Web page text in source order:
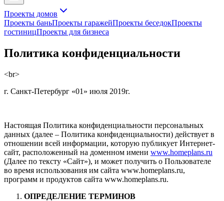
Проекты домов
Проекты баньПроекты гаражейПроекты беседокПроекты
гостиницПроекты для бизнеса
Политика конфиденциальности
<br>
г. Санкт-Петербург «01» июля 2019г.
Настоящая Политика конфиденциальности персональных
данных (далее – Политика конфиденциальности) действует в
отношении всей информации, которую публикует Интернет-
сайт, расположенный на доменном имени www.homeplans.ru
(Далее по тексту «Сайт»), и может получить о Пользователе
во время использования им сайта www.homeplans.ru,
программ и продуктов сайта www.homeplans.ru.
ОПРЕДЕЛЕНИЕ ТЕРМИНОВ